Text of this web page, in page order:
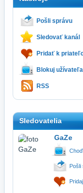
Pošli správu
Sledovať kanál
Pridať k
Blokuj užívateľa
RSS
Sledovatelia
GaZe
Pošli